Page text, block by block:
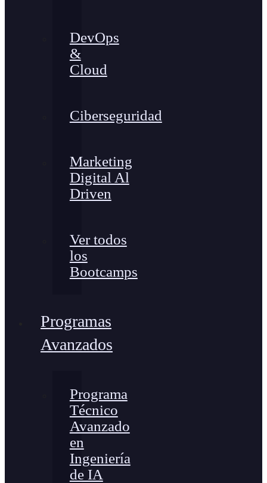
DevOps
&
Cloud
Ciberseguridad
Marketing
Digital Al
Driven
Ver todos
los
Bootcamps
Programas
Avanzados
Programa
Técnico
Avanzado
en
Ingeniería
de IA